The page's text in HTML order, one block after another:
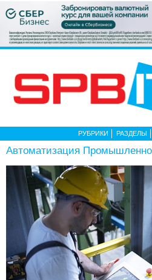
РУБРИКИ РАЗДЕЛЫ
Автоматизация